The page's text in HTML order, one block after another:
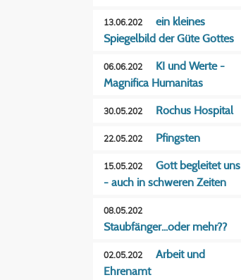
13.06.202
ein kleines
Spiegelbild der Güte Gottes
06.06.202
KI und Werte -
Magnifica Humanitas
30.05.202 Rochus Hospital
22.05.202 Pfingsten
15.05.202
Gott begleitet uns
- auch in schweren Zeiten
08.05.202
Staubfänger...oder mehr??
02.05.202
Arbeit und
Ehrenamt